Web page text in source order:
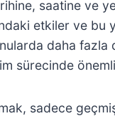
saatine ve
etkiler ve
daha
sürecinde
sadece